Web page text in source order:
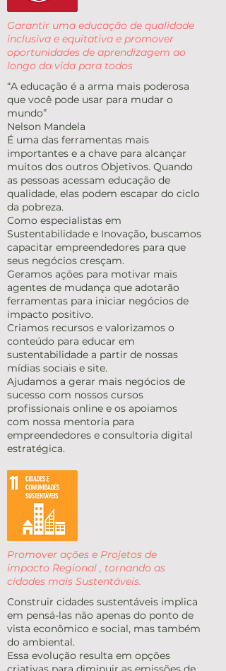
Garantir uma educação de qualidade
inclusiva e equitativa e promover
oportunidades de aprendizagem ao
longo da vida para todos
“A educação é a arma mais poderosa
que você pode usar para mudar o
mundo”
Nelson Mandela
É uma das ferramentas mais
importantes e a chave para alcançar
muitos dos outros Objetivos. Quando
as pessoas acessam educação de
qualidade, elas podem escapar do ciclo
da pobreza.
Como especialistas em
Sustentabilidade e Inovação, buscamos
capacitar empreendedores para que
seus negócios cresçam.
Geramos ações para motivar mais
agentes de mudança que adotarão
ferramentas para iniciar negócios de
impacto positivo.
Criamos recursos e valorizamos o
conteúdo para educar em
sustentabilidade a partir de nossas
mídias sociais e site.
Ajudamos a gerar mais negócios de
sucesso com nossos cursos
profissionais online e os apoiamos
com nossa mentoria para
empreendedores e consultoria digital
estratégica.
Promover ações e Projetos de
impacto Regional , tornando as
cidades mais Sustentáveis.
Construir cidades sustentáveis implica
em pensá-las não apenas do ponto de
vista econômico e social, mas também
do ambiental.
Essa evolução resulta em opções